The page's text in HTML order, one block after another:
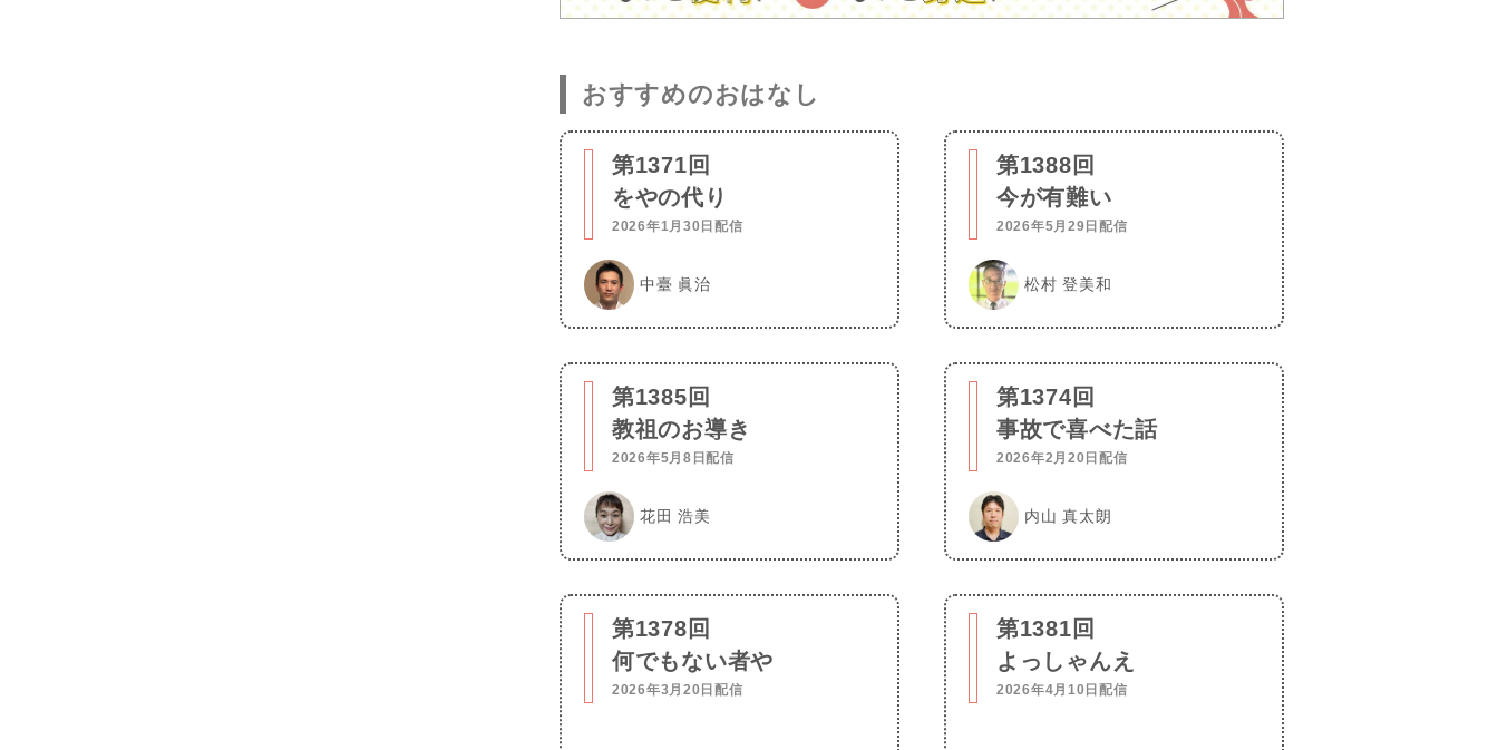
おすすめのおはなし
第1371回
をやの代り
2026年1月30日配信
中臺 眞治
第1388回
今が有難い
2026年5月29日配信
松村 登美和
第1385回
教祖のお導き
2026年5月8日配信
花田 浩美
第1374回
事故で喜べた話
2026年2月20日配信
内山 真太朗
第1378回
何でもない者や
2026年3月20日配信
第1381回
よっしゃんえ
2026年4月10日配信